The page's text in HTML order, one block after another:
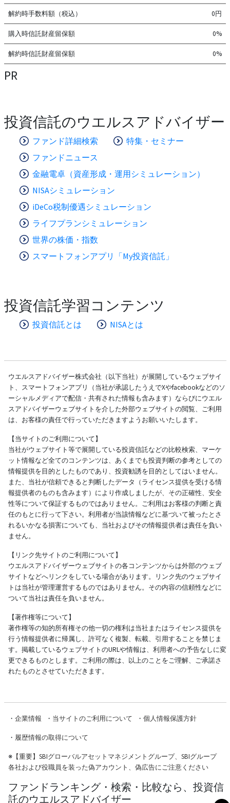
解約時手数料額（税込） 0円
購入時信託財産留保額 0%
解約時信託財産留保額 0%
PR
投資信託のウエルスアドバイザー
ファンド詳細検索
特集・セミナー
ファンドニュース
金融電卓（資産形成・運用シミュレーション）
NISAシミュレーション
iDeCo税制優遇シミュレーション
ライフプランシミュレーション
世界の株価・指数
スマートフォンアプリ「My投資信託」
投資信託学習コンテンツ
投資信託とは NISAとは
ウエルスアドバイザー株式会社（以下当社）が展開しているウェブサイ
ト、スマートフォンアプリ（当社が承認したうえでXやfacebookなどのソ
ーシャルメディアで配信・共有された情報も含みます）ならびにウエル
スアドバイザーウェブサイトを介した外部ウェブサイトの閲覧、ご利用
は、お客様の責任で行っていただきますようお願いいたします。
【当サイトのご利用について】
当社がウェブサイト等で展開している投資信託などの比較検索、マーケ
ット情報など全てのコンテンツは、あくまでも投資判断の参考としての
情報提供を目的としたものであり、投資勧誘を目的としてはいません。
また、当社が信頼できると判断したデータ（ライセンス提供を受ける情
報提供者のものも含みます）により作成しましたが、その正確性、安全
性等について保証するものではありません。ご利用はお客様の判断と責
任のもとに行って下さい。利用者が当該情報などに基づいて被ったとさ
れるいかなる損害についても、当社およびその情報提供者は責任を負い
ません。
【リンク先サイトのご利用について】
ウエルスアドバイザーウェブサイトの各コンテンツからは外部のウェブ
サイトなどへリンクをしている場合があります。リンク先のウェブサイ
トは当社が管理運営するものではありません。その内容の信頼性などに
ついて当社は責任を負いません。
【著作権等について】
著作権等の知的所有権その他一切の権利は当社またはライセンス提供を
行う情報提供者に帰属し、許可なく複製、転載、引用することを禁じま
す。掲載しているウェブサイトのURLや情報は、利用者への予告なしに変
更できるものとします。ご利用の際は、以上のことをご理解、ご承諾さ
れたものとさせていただきます。
・ 企業情報 ・ 当サイトのご利用について ・ 個人情報保護方針
・ 履歴情報の取得について
※【重要】SBIグローバルアセットマネジメントグループ、SBIグループ
各社および役職員を装った偽アカウント、偽広告にご注意ください
ファンドランキング・検索・比較なら、投資信
託のウエルスアドバイザー